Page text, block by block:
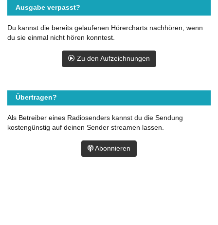
Ausgabe verpasst?
Du kannst die bereits gelaufenen Hörercharts nachhören, wenn
du sie einmal nicht hören konntest.
Zu den Aufzeichnungen
Übertragen?
Als Betreiber eines Radiosenders kannst du die Sendung
kostengünstig auf deinen Sender streamen lassen.
Abonnieren